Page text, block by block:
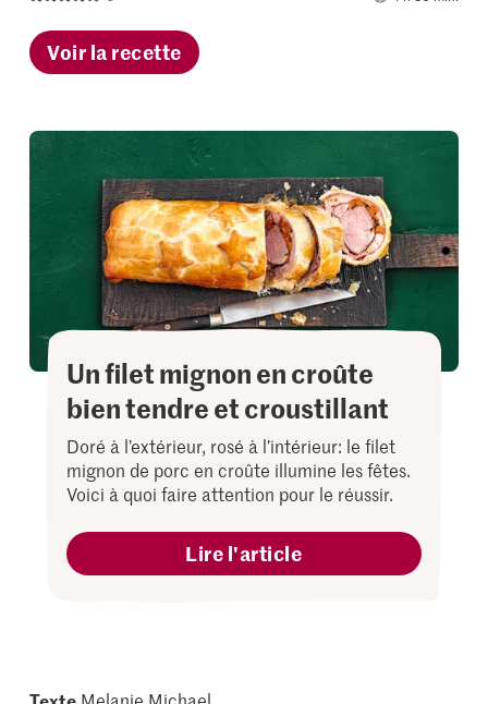
Voir la recette
Un filet mignon en croûte
bien tendre et croustillant
Doré à l’extérieur, rosé à l’intérieur: le filet
mignon de porc en croûte illumine les fêtes.
Voici à quoi faire attention pour le réussir.
Lire l'article